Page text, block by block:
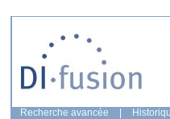
Recherche avancée